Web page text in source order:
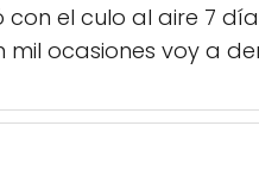
con el culo al aire 7
mil ocasiones voy a